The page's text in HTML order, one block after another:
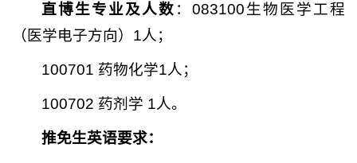
直博生专业及人数 ：083100生物医学工程
（医学电子方向）1人；
100701 药物化学1人；
100702 药剂学 1人。
推免生英语要求：